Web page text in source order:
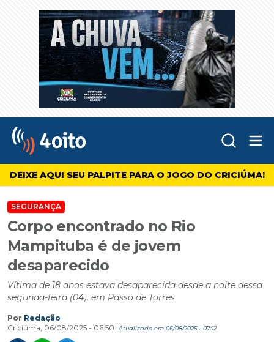
4oito
DEIXE AQUI SEU PALPITE PARA O JOGO DO CRICIÚMA!
SEGURANÇA
Corpo encontrado no Rio
Mampituba é de jovem
desaparecido
Vítima de 18 anos estava desaparecida desde a noite dessa
segunda-feira (04), em Passo de Torres
Por Redação
Criciúma, 06/08/2025 - 06:50
Atualizado em 06/08/2025 - 07:12